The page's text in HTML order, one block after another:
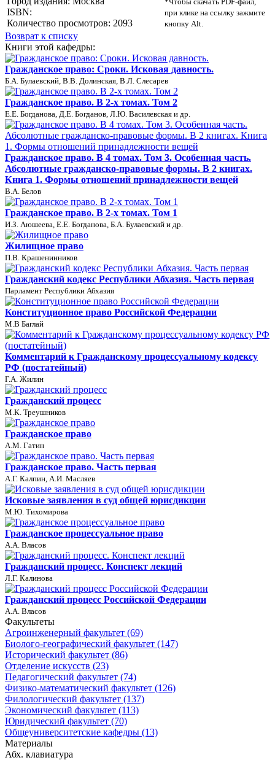
ISBN:
Количество просмотров: 2093
при клике на ссылку зажмите
кнопку Alt.
Возврат к списку
Книги этой кафедры:
Гражданское право: Сроки. Исковая давность.
Б.А. Булаевский, В.В. Долинская, В.Л. Слесарев
Гражданское право. В 2-х томах. Том 2
Е.Е. Богданова, Д.Е. Богданов, Л.Ю. Василевская и др.
Гражданское право. В 4 томах. Том 3. Особенная часть.
Абсолютные гражданско-правовые формы. В 2 книгах.
Книга 1. Формы отношений принадлежности вещей
В.А. Белов
Гражданское право. В 2-х томах. Том 1
И.З. Аюшеева, Е.Е. Богданова, Б.А. Булаевский и др.
Жилищное право
П.В. Крашенинников
Гражданский кодекс Республики Абхазия. Часть первая
Парламент Республики Абхазия
Конституционное право Российской Федерации
М.В Баглай
Комментарий к Гражданскому процессуальному кодексу
РФ (постатейный)
Г.А. Жилин
Гражданский процесс
М.К. Треушников
Гражданское право
А.М. Гатин
Гражданское право. Часть первая
А.Г. Калпин, А.И. Масляев
Исковые заявления в суд общей юрисдикции
М.Ю. Тихомирова
Гражданское процессуальное право
А.А. Власов
Гражданский процесс. Конспект лекций
Л.Г. Калинова
Гражданский процесс Российской Федерации
А.А. Власов
Факультеты
Агроинженерный факультет (69)
Биолого-географический факультет (147)
Исторический факультет (86)
Отделение искусств (23)
Педагогический факультет (74)
Физико-математический факультет (126)
Филологический факультет (137)
Экономический факультет (113)
Юридический факультет (70)
Общеуниверситетские кафедры (13)
Материалы
Абх. клавиатура